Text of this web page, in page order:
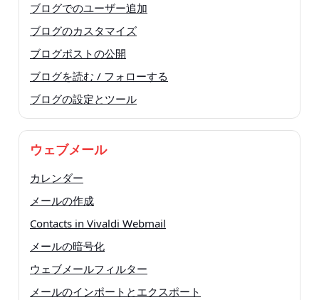
ブログでのユーザー追加
ブログのカスタマイズ
ブログポストの公開
ブログを読む / フォローする
ブログの設定とツール
ウェブメール
カレンダー
メールの作成
Contacts in Vivaldi Webmail
メールの暗号化
ウェブメールフィルター
メールのインポートとエクスポート